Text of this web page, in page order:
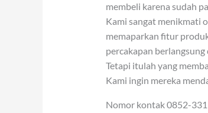
membeli karena sudah
Kami sangat menikmati
memaparkan fitur
percakapan
Tetapi itulah yang
Kami ingin mereka
Nomor kontak 0852-